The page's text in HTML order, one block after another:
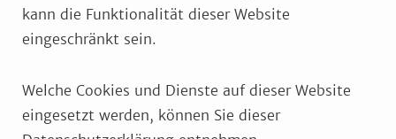
kann die Funktionalität dieser Website
eingeschränkt sein.
Welche Cookies und Dienste auf dieser Website
eingesetzt werden, können Sie dieser